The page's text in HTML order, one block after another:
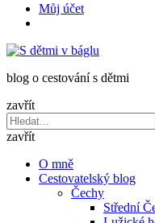
HledatMůj účet
v
blog o cestování s dětmi
zavřít
Vyhledávání
pro:
zavřít
O mně
Cestovatelský blog
Čechy
Střední